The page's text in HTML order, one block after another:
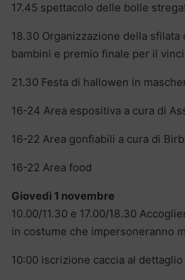
17.45 spettacolo delle bolle
18.30 Organizzazione della
bambini e premio finale per il
21.30 Festa di hallowen in
16-24 Area espositiva a cura di
16-22 Area gonfiabili a cura di
16-22 Area food
Giovedì 1 novembre
10.00/11.30 e 17.00/18.30
in costume che impersoneranno
10:00 iscrizione caccia al